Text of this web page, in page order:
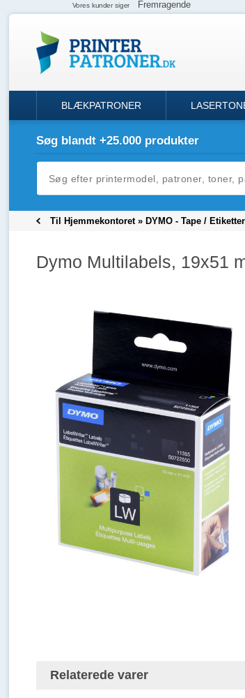
BLÆKPATRONER
Søg blandt +25.000 produkter
Til Hjemmekontoret» DYMO - Tape /
Dymo Multilabels, 19x51
Relaterede varer